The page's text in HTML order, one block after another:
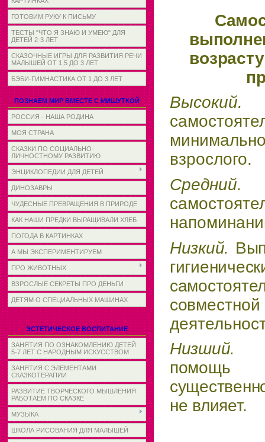
ГОТОВИМ РУКУ К ПИСЬМУ
ТЕСТЫ "ЧТО Я ЗНАЮ И УМЕЮ" ДЛЯ
ДЕТЕЙ 2-3 ЛЕТ
СКАЗОЧНЫЕ ИГРЫ ДЛЯ РАЗВИТИЯ РЕЧИ
МАЛЫШЕЙ ОТ 1,5 ДО 3 ЛЕТ
БЭБИ-ГИМНАСТИКА ОТ 1 ДО 3 ЛЕТ
ПОЗНАЕМ МИР ВМЕСТЕ С МИШУТКОЙ
РОССИЯ - НАША РОДИНА
МОЯ СТРАНА
СКАЗКИ ПО СОЦИАЛЬНО-
ЛИЧНОСТНОМУ РАЗВИТИЮ
ЭНЦИКЛОПЕДИИ ДЛЯ ДЕТЕЙ
ДИНОЗАВРЫ
ЧУДЕСНЫЕ ПРЕВРАЩЕНИЯ В ПРИРОДЕ
КАК НАШИ ПРЕДКИ ВЫРАЩИВАЛИ ХЛЕБ
ПОГОДА В КАРТИНКАХ
А МЫ ЭКСПЕРИМЕНТИРУЕМ
ПРО ЖИВОТНЫХ
ВЗРОСЛЫЕ СЕКРЕТЫ ПРО ДЕНЬГИ
ДЕТЯМ О СПЕЦИАЛЬНЫХ МАШИНАХ
ЭСТЕТИЧЕСКОЕ ВОСПИТАНИЕ
ЗАНЯТИЯ ПО ОЗНАКОМЛЕНИЮ ДЕТЕЙ
5-7 ЛЕТ С НАРОДНЫМ ИСКУССТВОМ
ЗАНЯТИЯ С ЭЛЕМЕНТАМИ
СКАЗКОТЕРАПИИ
РАЗВИТИЕ ТВОРЧЕСКОГО МЫШЛЕНИЯ.
РАБОТАЕМ ПО СКАЗКЕ
МУЗЫКА
ШКОЛА РИСОВАНИЯ ДЛЯ МАЛЫШЕЙ
взрослого.
Низкий.
со­
не влияет.